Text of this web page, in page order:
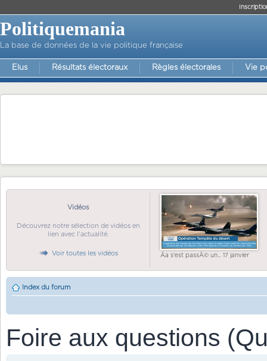
Politiquemania
La base de données de la vie politique française
Elus Résultats électoraux Règles électorales Vie
Vidéos
Découvrez notre sélection de vidéos en
lien avec l'actualité.
Voir toutes les vidéos Ãa s'est passÃ© un... 17 janvier
Index du forum
Foire aux questions